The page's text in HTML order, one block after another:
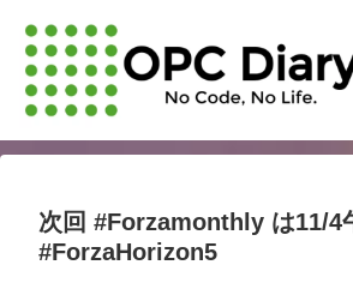
次回 #Forzamonthly は11/4
#ForzaHorizon5